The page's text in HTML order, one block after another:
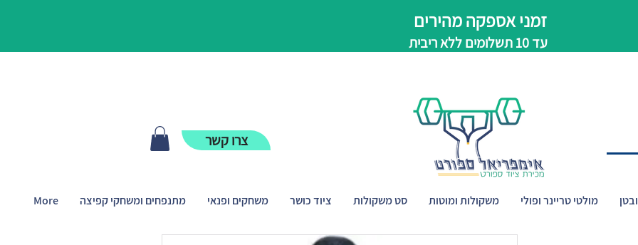
זמני אספקה מהירים
עד 10 תשלומים ללא ריבית
צרו קשר
מולטי טריינר ופולי משקולות ומוטות סט משקולות ציוד כושר משחקים ופנאי מתנפחים ומשחקי קפיצה More